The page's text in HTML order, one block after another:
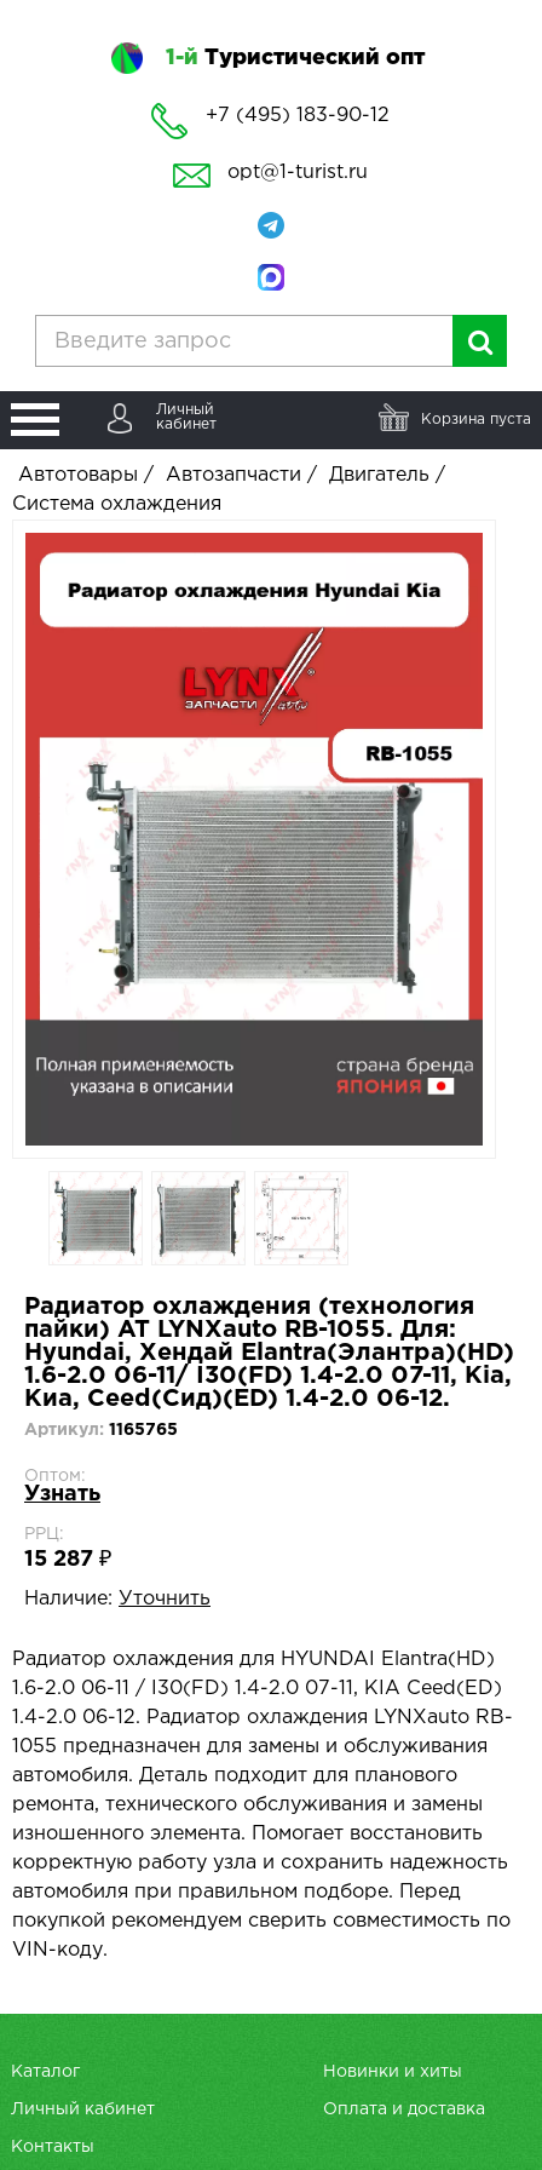
1-й Туристический опт
+7 (495) 183-90-12
opt@1-turist.ru
Личный
кабинет
Корзина пуста
Автотовары / Автозапчасти / Двигатель /
Система охлаждения
Радиатор охлаждения (технология
пайки) AT LYNXauto RB-1055. Для:
Hyundai, Хендай Elantra(Элантра)(HD)
1.6-2.0 06-11/ I30(FD) 1.4-2.0 07-11, Kia,
Киа, Ceed(Сид)(ED) 1.4-2.0 06-12.
Артикул: 1165765
Оптом:
Узнать
РРЦ:
15 287 ₽
Наличие: Уточнить
Радиатор охлаждения для HYUNDAI Elantra(HD)
1.6-2.0 06-11 / I30(FD) 1.4-2.0 07-11, KIA Ceed(ED)
1.4-2.0 06-12. Радиатор охлаждения LYNXauto RB-
1055 предназначен для замены и обслуживания
автомобиля. Деталь подходит для планового
ремонта, технического обслуживания и замены
изношенного элемента. Помогает восстановить
корректную работу узла и сохранить надежность
автомобиля при правильном подборе. Перед
покупкой рекомендуем сверить совместимость по
VIN-коду.
Каталог Новинки и хиты
Личный кабинет Оплата и доставка
Контакты